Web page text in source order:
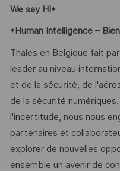
We say HI*
*Human Intelligence –
Thales en Belgique fait
leader au niveau
et de la sécurité, de
de la sécurité
l'incertitude, nous nous
partenaires et
explorer de nouvelles
ensemble un avenir de